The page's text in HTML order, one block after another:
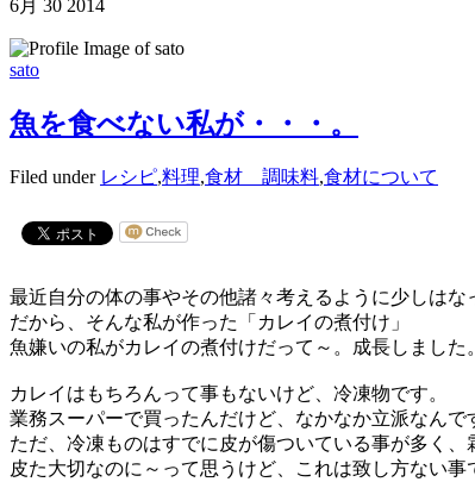
6月 30 2014
sato
魚を食べない私が・・・。
Filed under レシピ,料理,食材 調味料,食材について
最近自分の体の事やその他諸々考えるように少しはな
だから、そんな私が作った「カレイの煮付け」
魚嫌いの私がカレイの煮付けだって～。成長しました。
カレイはもちろんって事もないけど、冷凍物です。
業務スーパーで買ったんだけど、なかなか立派なんで
ただ、冷凍ものはすでに皮が傷ついている事が多く
皮た大切なのに～って思うけど、これは致し方ない事